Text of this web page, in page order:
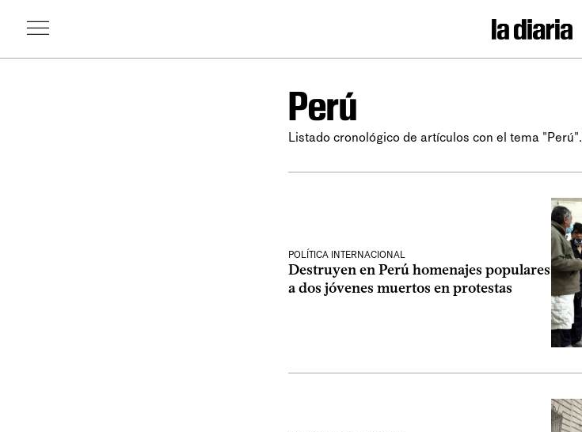
Perú
Listado cronológico de artículos con el tema "Perú".
POLÍTICA INTERNACIONAL
Destruyen en Perú homenajes populares
a dos jóvenes muertos en protestas